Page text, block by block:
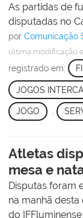
As partidas de
disputadas no
por Comunicação
última modificação
registrado em:
JOGOS
JOGO ,
Atletas
mesa e
Disputas foram
na manhã
do